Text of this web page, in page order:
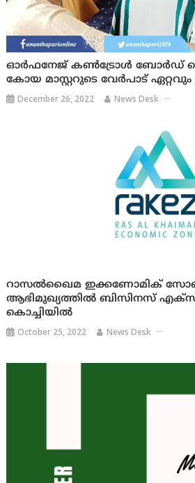
ഓർഫനേജ് കൺട്രോൾ ബോർഡ്
കോയ മാസ്റ്ററുടെ വേർപാട്
December 26, 2022 News Desk
റാസല്‍ഖൈമ ഇക്കണോമിക്
ആഭിമുഖ്യത്തിൽ ബിസിനസ്
കൊച്ചിയില്‍
October 25, 2022 News Desk